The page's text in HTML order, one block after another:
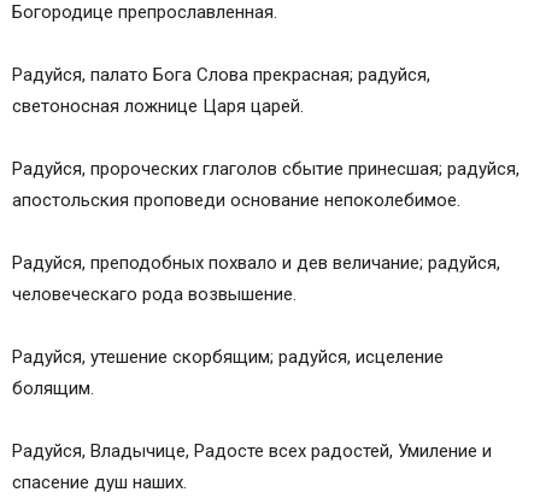
Богородице препрославленная.
Радуйся, палато Бога Слова прекрасная; радуйся,
светоносная ложнице Царя царей.
Радуйся, пророческих глаголов сбытие принесшая; радуйся,
апостольския проповеди основание непоколебимое.
Радуйся, преподобных похвало и дев величание; радуйся,
человеческаго рода возвышение.
Радуйся, утешение скорбящим; радуйся, исцеление
болящим.
Радуйся, Владычице, Радосте всех радостей, Умиление и
спасение душ наших.